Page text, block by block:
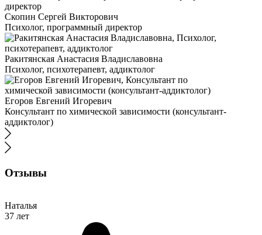
Скопин Сергей Викторович
Психолог, программный директор
Ракитянская Анастасия Владиславовна
Психолог, психотерапевт, аддиктолог
Егоров Евгений Игоревич
Консультант по химической зависимости (консультант-
аддиктолог)
Отзывы
Наталья
37 лет